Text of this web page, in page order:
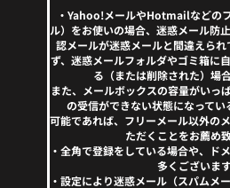
・Yahoo!メールやHotmailなどの
ル）をお使いの場合、迷惑メール防
認メールが迷惑メールと間違えら
ず、迷惑メールフォルダやゴミ箱に
る（または削除された）場
また、メールボックスの容量がいっ
の受信ができない状態になってい
可能であれば、フリーメール以外の
ただくことをお薦め
・全角で登録をしている場合や、ド
多くございます
・設定により迷惑メール（スパムメ